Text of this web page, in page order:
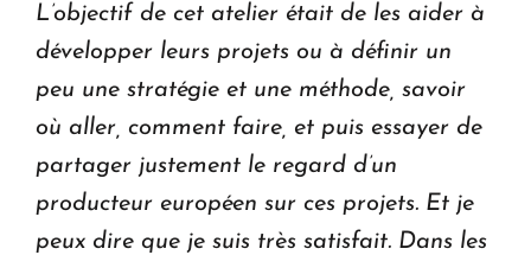
L’objectif de cet atelier était de les aider à
développer leurs projets ou à définir un
peu une stratégie et une méthode, savoir
où aller, comment faire, et puis essayer de
partager justement le regard d’un
producteur européen sur ces projets. Et je
peux dire que je suis très satisfait. Dans les